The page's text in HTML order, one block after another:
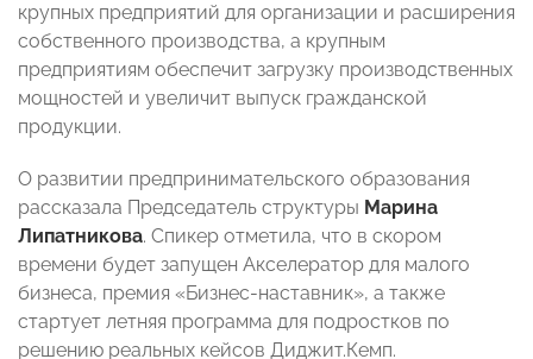
крупных предприятий для организации и расширения
собственного производства, а крупным
предприятиям обеспечит загрузку производственных
мощностей и увеличит выпуск гражданской
продукции.
О развитии предпринимательского образования
рассказала Председатель структуры Марина
Липатникова. Спикер отметила, что в скором
времени будет запущен Акселератор для малого
бизнеса, премия «Бизнес-наставник», а также
стартует летняя программа для подростков по
решению реальных кейсов Диджит.Кемп.